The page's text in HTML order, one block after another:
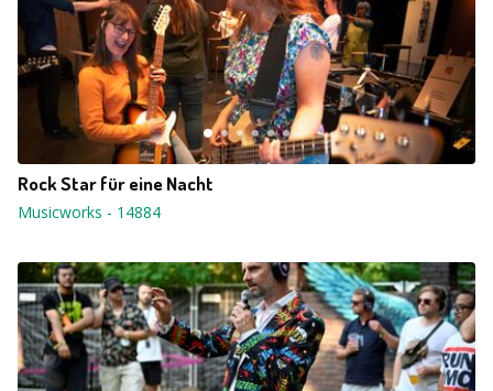
Rock Star für eine Nacht
Musicworks - 14884